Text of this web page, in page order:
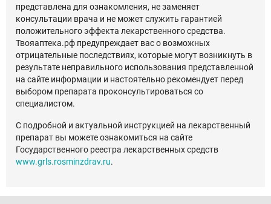
представлена для ознакомления, не заменяет
консультации врача и не может служить гарантией
положительного эффекта лекарственного средства.
Твояаптека.рф предупреждает вас о возможных
отрицательные последствиях, которые могут возникнуть в
результате неправильного использования представленной
на сайте информации и настоятельно рекомендует перед
выбором препарата проконсультироваться со
специалистом.
С подробной и актуальной инструкцией на лекарственный
препарат вы можете ознакомиться на сайте
Государственного реестра лекарственных средств
www.grls.rosminzdrav.ru.